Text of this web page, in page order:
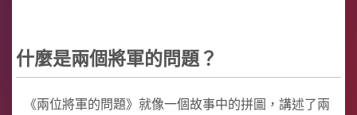
什麼是兩個將軍的問題？
《兩位將軍的問題》就像一個故事中的拼圖，講述了兩